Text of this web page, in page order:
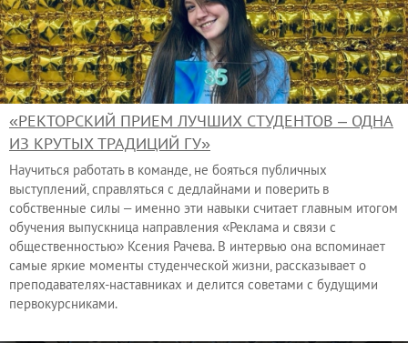
«РЕКТОРСКИЙ ПРИЕМ ЛУЧШИХ СТУДЕНТОВ – ОДНА
ИЗ КРУТЫХ ТРАДИЦИЙ ГУ»
Научиться работать в команде, не бояться публичных
выступлений, справляться с дедлайнами и поверить в
собственные силы – именно эти навыки считает главным итогом
обучения выпускница направления «Реклама и связи с
общественностью» Ксения Рачева. В интервью она вспоминает
самые яркие моменты студенческой жизни, рассказывает о
преподавателях-наставниках и делится советами с будущими
первокурсниками.